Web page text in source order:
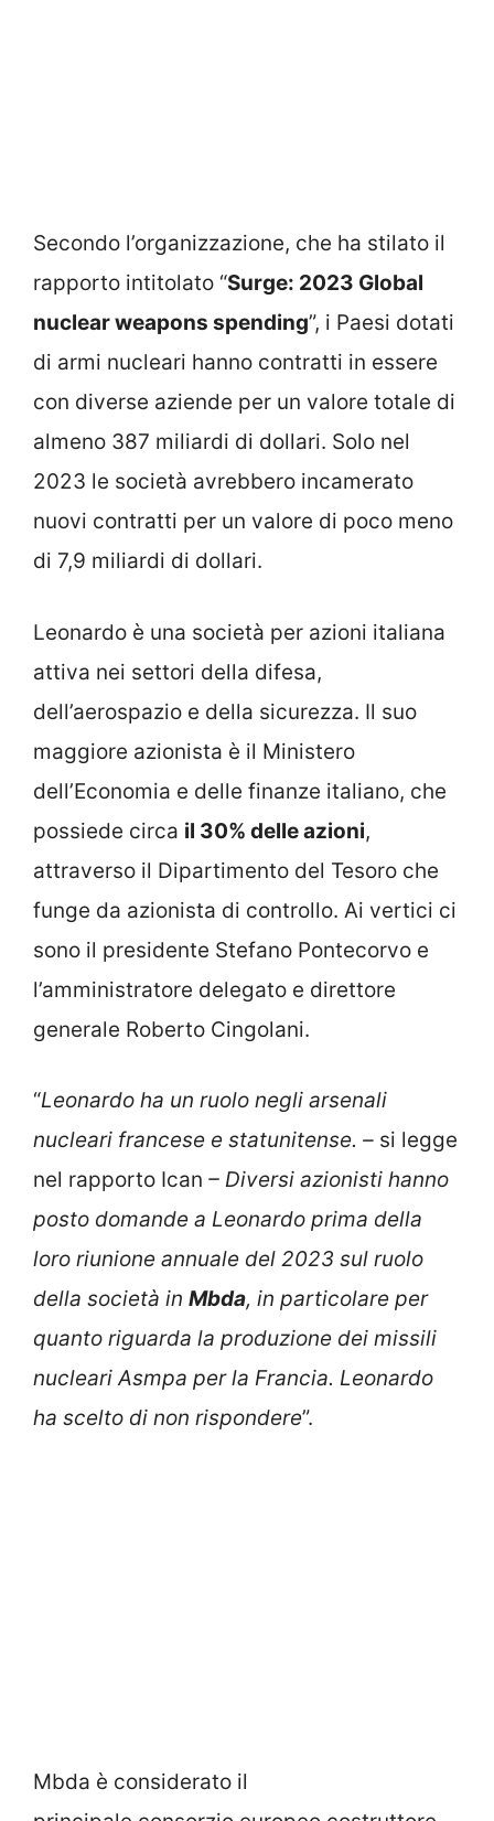
Secondo l’organizzazione, che ha stilato il
rapporto intitolato “Surge: 2023 Global
nuclear weapons spending”, i Paesi dotati
di armi nucleari hanno contratti in essere
con diverse aziende per un valore totale di
almeno 387 miliardi di dollari. Solo nel
2023 le società avrebbero incamerato
nuovi contratti per un valore di poco meno
di 7,9 miliardi di dollari.
Leonardo è una società per azioni italiana
attiva nei settori della difesa,
dell’aerospazio e della sicurezza. Il suo
maggiore azionista è il Ministero
dell’Economia e delle finanze italiano, che
possiede circa il 30% delle azioni,
attraverso il Dipartimento del Tesoro che
funge da azionista di controllo. Ai vertici ci
sono il presidente Stefano Pontecorvo e
l’amministratore delegato e direttore
generale Roberto Cingolani.
“Leonardo ha un ruolo negli arsenali
nucleari francese e statunitense. – si legge
nel rapporto Ican – Diversi azionisti hanno
posto domande a Leonardo prima della
loro riunione annuale del 2023 sul ruolo
della società in Mbda, in particolare per
quanto riguarda la produzione dei missili
nucleari Asmpa per la Francia. Leonardo
ha scelto di non rispondere”.
Mbda è considerato il